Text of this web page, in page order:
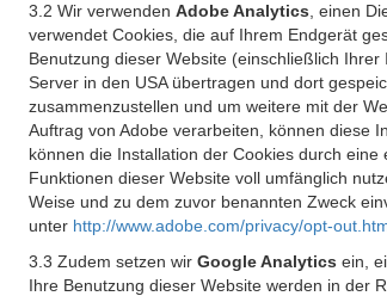
3.2 Wir verwenden Adobe Analytics , einen
verwendet Cookies, die auf Ihrem Endgerät
Benutzung dieser Website (einschließlich
Server in den USA übertragen und dort
zusammenzustellen und um weitere mit der
Auftrag von Adobe verarbeiten, können diese
können die Installation der Cookies durch
Funktionen dieser Website voll umfänglich
Weise und zu dem zuvor benannten Zweck
unter http://www.adobe.com/privacy/opt-
3.3 Zudem setzen wir Google Analytics ein,
Ihre Benutzung dieser Website werden in der